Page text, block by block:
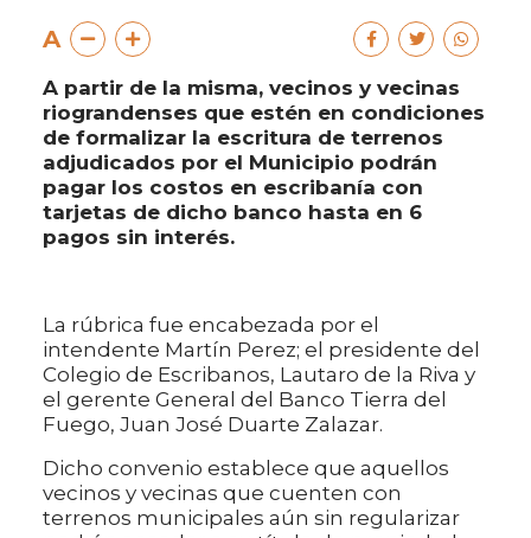
A
A partir de la misma, vecinos y vecinas
riograndenses que estén en condiciones
de formalizar la escritura de terrenos
adjudicados por el Municipio podrán
pagar los costos en escribanía con
tarjetas de dicho banco hasta en 6
pagos sin interés.
La rúbrica fue encabezada por el
intendente Martín Perez; el presidente del
Colegio de Escribanos, Lautaro de la Riva y
el gerente General del Banco Tierra del
Fuego, Juan José Duarte Zalazar.
Dicho convenio establece que aquellos
vecinos y vecinas que cuenten con
terrenos municipales aún sin regularizar